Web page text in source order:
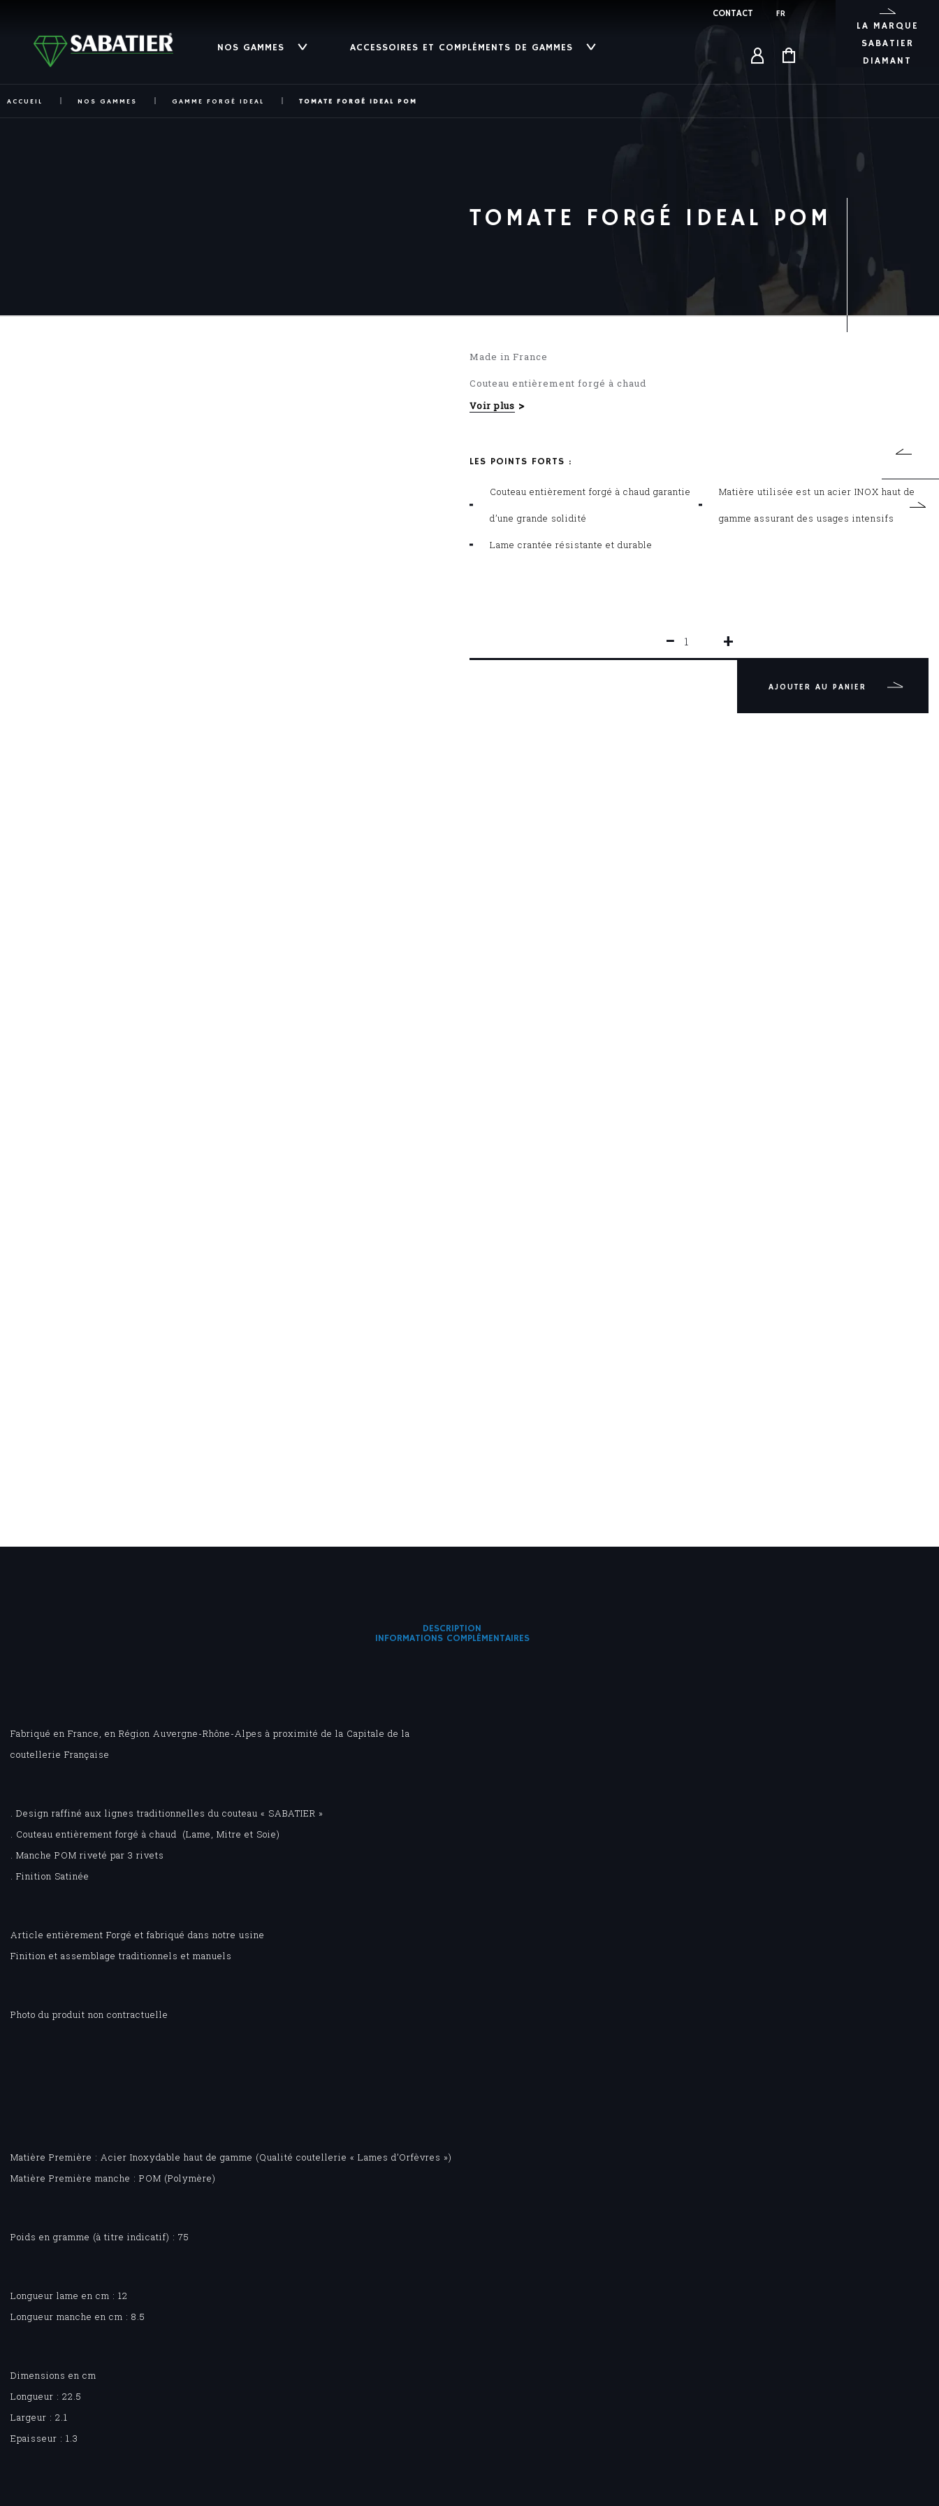
NOS GAMMES ACCESSOIRES ET COMPLÉMENTS DE GAMMES
LA MARQUE
SABATIER
DIAMANT
CONTACT FR
ACCUEIL NOS GAMMES GAMME FORGÉ IDEAL TOMATE FORGÉ IDEAL POM
TOMATE FORGÉ IDEAL POM
Made in France
Couteau entièrement forgé à chaud
Manche riveté en POM
Voir plus
LES POINTS FORTS :
Couteau entièrement forgé à chaud garantie
d’une grande solidité
Matière utilisée est un acier INOX haut de
gamme assurant des usages intensifs
Lame crantée résistante et durable
QUANTITÉ
DE
− +
AJOUTER AU PANIER
DESCRIPTION
INFORMATIONS COMPLÉMENTAIRES
Fabriqué en France, en Région Auvergne-Rhône-Alpes à proximité de la Capitale de la
coutellerie Française
. Design raffiné aux lignes traditionnelles du couteau « SABATIER »
. Couteau entièrement forgé à chaud (Lame, Mitre et Soie)
. Manche POM riveté par 3 rivets
. Finition Satinée
Article entièrement Forgé et fabriqué dans notre usine
Finition et assemblage traditionnels et manuels
Photo du produit non contractuelle
Matière Première : Acier Inoxydable haut de gamme (Qualité coutellerie « Lames d’Orfèvres »)
Matière Première manche : POM (Polymère)
Poids en gramme (à titre indicatif) : 75
Longueur lame en cm : 12
Longueur manche en cm : 8.5
Dimensions en cm
Longueur : 22.5
Largeur : 2.1
Epaisseur : 1.3